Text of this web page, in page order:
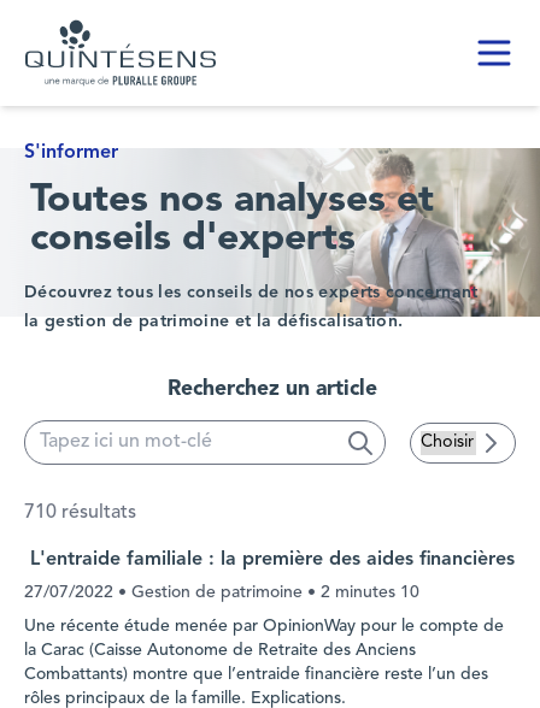
Home page
S'informer
Toutes nos analyses et
conseils d'experts
Découvrez tous les conseils de nos experts concernant
la gestion de patrimoine et la défiscalisation.
Recherchez un article
Search Search
710 résultats
L'entraide familiale : la première des aides financières
27/07/2022 • Gestion de patrimoine • 2 minutes 10
Une récente étude menée par OpinionWay pour le compte de
la Carac (Caisse Autonome de Retraite des Anciens
Combattants) montre que l’entraide financière reste l’un des
rôles principaux de la famille. Explications.